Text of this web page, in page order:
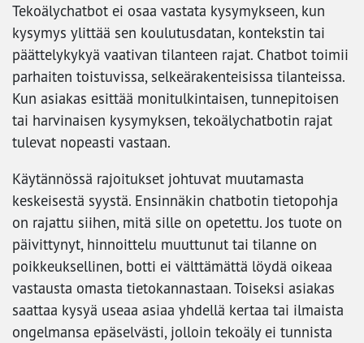
Tekoälychatbot ei osaa vastata kysymykseen, kun
kysymys ylittää sen koulutusdatan, kontekstin tai
päättelykykyä vaativan tilanteen rajat. Chatbot toimii
parhaiten toistuvissa, selkeärakenteisissa tilanteissa.
Kun asiakas esittää monitulkintaisen, tunnepitoisen
tai harvinaisen kysymyksen, tekoälychatbotin rajat
tulevat nopeasti vastaan.
Käytännössä rajoitukset johtuvat muutamasta
keskeisestä syystä. Ensinnäkin chatbotin tietopohja
on rajattu siihen, mitä sille on opetettu. Jos tuote on
päivittynyt, hinnoittelu muuttunut tai tilanne on
poikkeuksellinen, botti ei välttämättä löydä oikeaa
vastausta omasta tietokannastaan. Toiseksi asiakas
saattaa kysyä useaa asiaa yhdellä kertaa tai ilmaista
ongelmansa epäselvästi, jolloin tekoäly ei tunnista